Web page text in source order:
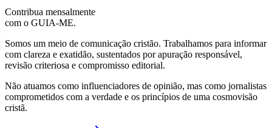
Contribua mensalmente
com o GUIA-ME.
Somos um meio de comunicação cristão. Trabalhamos para informar
com clareza e exatidão, sustentados por apuração responsável,
revisão criteriosa e compromisso editorial.
Não atuamos como influenciadores de opinião, mas como jornalistas
comprometidos com a verdade e os princípios de uma cosmovisão
cristã.